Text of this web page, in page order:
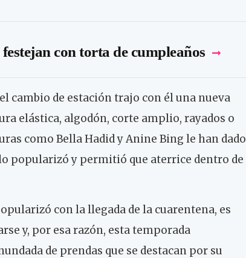
con torta de cumpleaños
cambio de estación trajo con él una nueva
elástica, algodón, corte amplio, rayados o
como Bella Hadid y Anine Bing le han dado
popularizó y permitió que aterrice dentro de
con la llegada de la cuarentena, es
y, por esa razón, esta temporada
de prendas que se destacan por su